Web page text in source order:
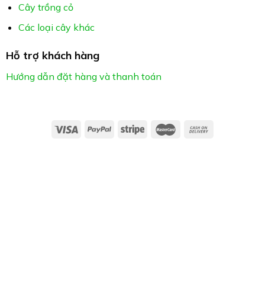
Cây trồng cỏ
Các loại cây khác
Hỗ trợ khách hàng
Hướng dẫn đặt hàng và thanh toán